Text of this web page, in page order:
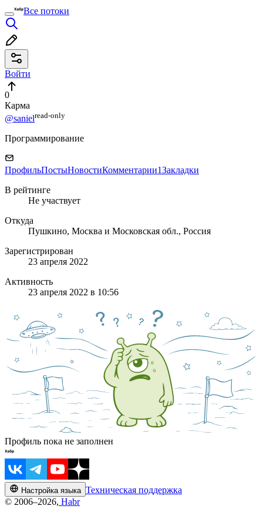
Все потоки
Войти
0
Карма
@sanielread⁠-⁠only
Программирование
ПрофильПостыНовостиКомментарии1Закладки
В рейтинге
Не участвует
Откуда
Пушкино, Москва и Московская обл., Россия
Зарегистрирован
23 апреля 2022
Активность
23 апреля 2022 в 10:56
Профиль пока не заполнен
Настройка языка Техническая поддержка
© 2006–2026, Habr